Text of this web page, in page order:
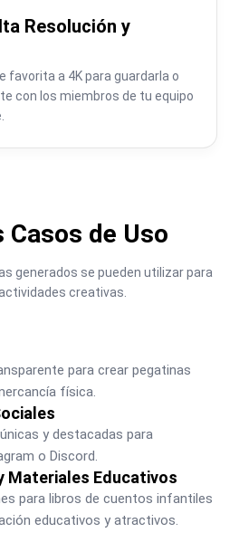
Resolución y
favorita a 4K para guardarla o
con los miembros de tu equipo
Casos de Uso
generados se pueden utilizar para
creativas.
para crear pegatinas
física.
y destacadas para
o Discord.
Materiales Educativos
para libros de cuentos infantiles
educativos y atractivos.